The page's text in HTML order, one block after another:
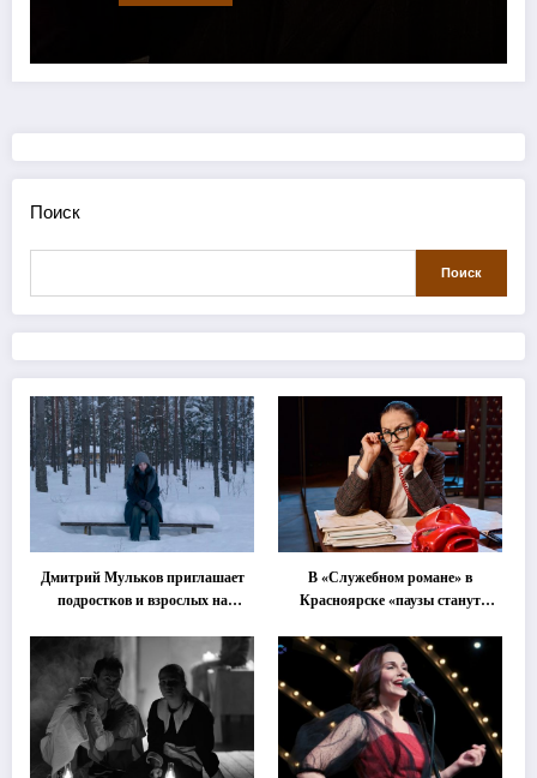
Поиск
Поиск
Дмитрий Мульков приглашает
подростков и взрослых на
В «Служебном романе» в
Красноярске «паузы станут